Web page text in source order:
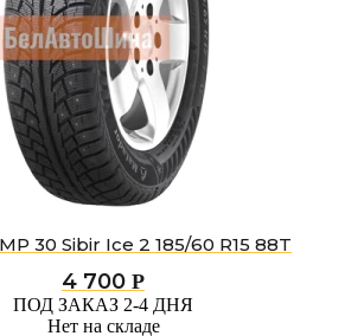
30 Sibir Ice 2 185/60 R15 88T
4 700 Р
ПОД ЗАКАЗ 2-4 ДНЯ
Нет на складе